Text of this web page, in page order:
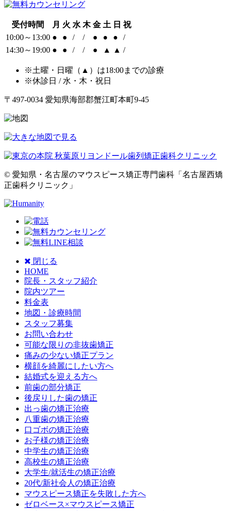
受付時間 月 火 水 木 金 土 日 祝
10:00～13:00 ● ● / / ● ● ●
/
14:30～19:00 ● ● / / ● ▲ ▲ /
※土曜・日曜（▲）は18:00までの診療
※休診日 / 水・木・祝日
〒497-0034 愛知県海部郡蟹江町本町9-45
© 愛知県・名古屋のマウスピース矯正専門歯科「名古屋西矯
正歯科クリニック」
閉じる
HOME
院長・スタッフ紹介
院内ツアー
料金表
地図・診療時間
スタッフ募集
お問い合わせ
可能な限りの非抜歯矯正
痛みの少ない矯正プラン
横顔を綺麗にしたい方へ
結婚式を迎える方へ
前歯の部分矯正
後戻りした歯の矯正
出っ歯の矯正治療
八重歯の矯正治療
口ゴボの矯正治療
お子様の矯正治療
中学生の矯正治療
高校生の矯正治療
大学生/就活生の矯正治療
20代/新社会人の矯正治療
マウスピース矯正を失敗した方へ
ゼロベース×マウスピース矯正